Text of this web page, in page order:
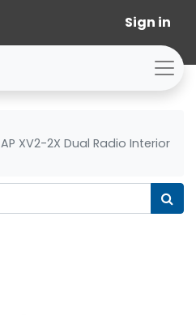
Sign in
XV2-2X Dual Radio Interior